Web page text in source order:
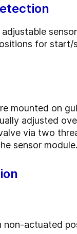
adjustable
for start/
mounted on
adjusted
via two
sensor module.
non-actuated